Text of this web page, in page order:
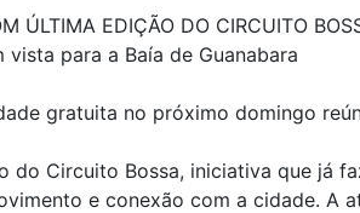
ÚLTIMA EDIÇÃO DO CIRCUITO
para a Baía de Guanabara
gratuita no próximo domingo
do Circuito Bossa, iniciativa que já
e conexão com a cidade. A